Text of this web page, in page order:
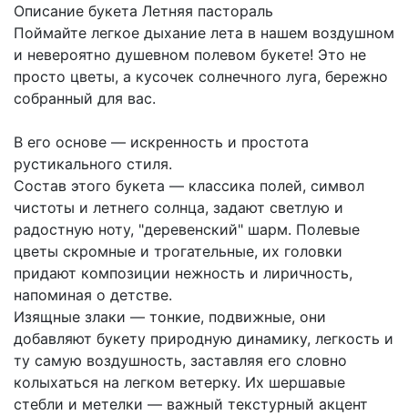
Описание букета Летняя пастораль
Поймайте легкое дыхание лета в нашем воздушном
и невероятно душевном полевом букете! Это не
просто цветы, а кусочек солнечного луга, бережно
собранный для вас.
В его основе — искренность и простота
рустикального стиля.
Состав этого букета — классика полей, символ
чистоты и летнего солнца, задают светлую и
радостную ноту, "деревенский" шарм. Полевые
цветы скромные и трогательные, их головки
придают композиции нежность и лиричность,
напоминая о детстве.
Изящные злаки — тонкие, подвижные, они
добавляют букету природную динамику, легкость и
ту самую воздушность, заставляя его словно
колыхаться на легком ветерку. Их шершавые
стебли и метелки — важный текстурный акцент